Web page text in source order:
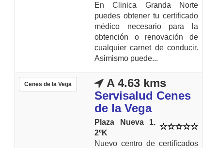
En Clinica Granda Norte
puedes obtener tu certificado
médico necesario para la
obtención o renovación de
cualquier carnet de conducir.
Asimismo puede...
Cenes de la Vega
A 4.63 kms
Servisalud Cenes
de la Vega
Plaza Nueva 1.
2ºK
Nuevo centro de certificados